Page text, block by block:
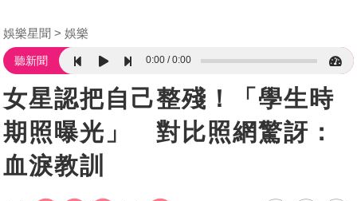
娛樂星聞 娛樂
聽新聞 0:00 0:00
女星認把自己整殘！「學生時
期照曝光」 對比照網驚訝：
血淚教訓